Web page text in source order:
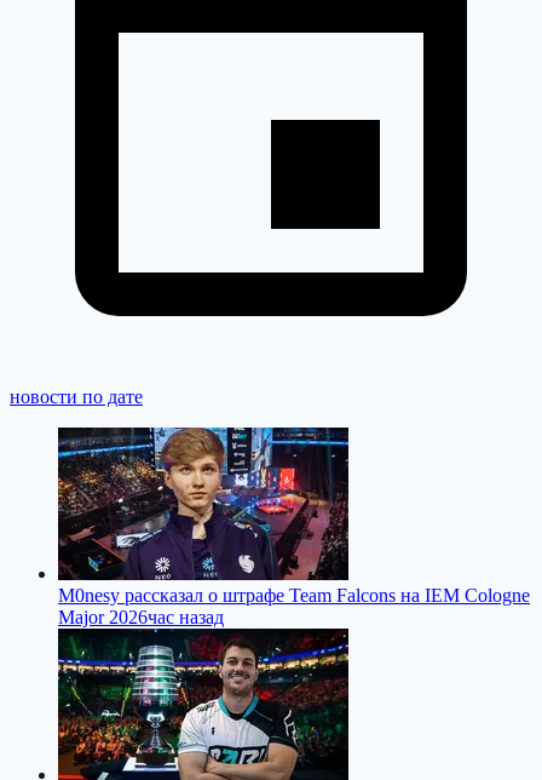
новости по дате
M0nesy рассказал о штрафе Team Falcons на IEM Cologne
Major 2026час назад